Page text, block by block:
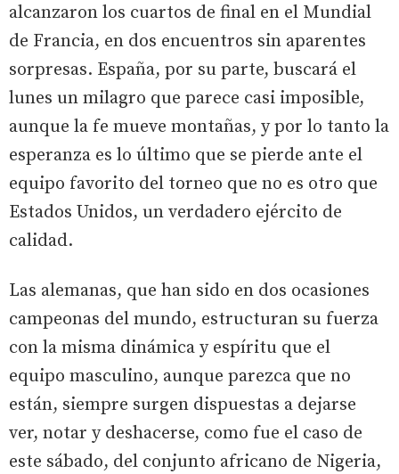
alcanzaron los cuartos de final en el Mundial
de Francia, en dos encuentros sin aparentes
sorpresas. España, por su parte, buscará el
lunes un milagro que parece casi imposible,
aunque la fe mueve montañas, y por lo tanto la
esperanza es lo último que se pierde ante el
equipo favorito del torneo que no es otro que
Estados Unidos, un verdadero ejército de
calidad.
Las alemanas, que han sido en dos ocasiones
campeonas del mundo, estructuran su fuerza
con la misma dinámica y espíritu que el
equipo masculino, aunque parezca que no
están, siempre surgen dispuestas a dejarse
ver, notar y deshacerse, como fue el caso de
este sábado, del conjunto africano de Nigeria,